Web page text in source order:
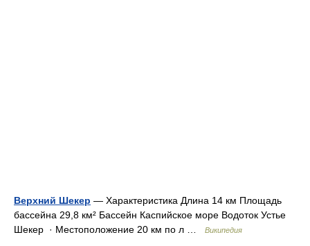
Верхний Шекер — Характеристика Длина 14 км Площадь
бассейна 29,8 км² Бассейн Каспийское море Водоток Устье
Шекер · Местоположение 20 км по л …
Википедия